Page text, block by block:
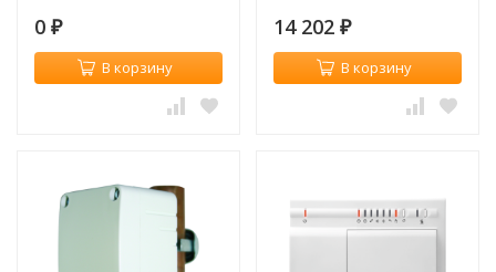
0 ₽
В корзину
14 202 ₽
В корзину